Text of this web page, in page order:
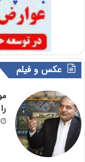
عکس و فیلم